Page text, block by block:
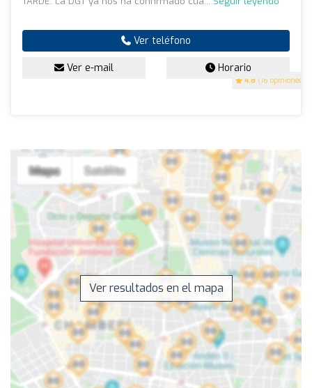
4.8 (16 opiniones)
Ver teléfono
Ver e-mail Horario
Ver resultados en el mapa